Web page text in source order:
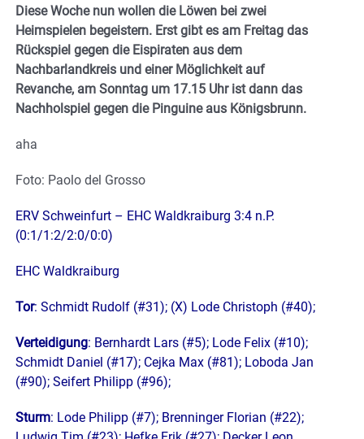
Diese Woche nun wollen die Löwen bei zwei
Heimspielen begeistern. Erst gibt es am Freitag das
Rückspiel gegen die Eispiraten aus dem
Nachbarlandkreis und einer Möglichkeit auf
Revanche, am Sonntag um 17.15 Uhr ist dann das
Nachholspiel gegen die Pinguine aus Königsbrunn.
aha
Foto: Paolo del Grosso
ERV Schweinfurt – EHC Waldkraiburg 3:4 n.P.
(0:1/1:2/2:0/0:0)
EHC Waldkraiburg
Tor: Schmidt Rudolf (#31); (X) Lode Christoph (#40);
Verteidigung: Bernhardt Lars (#5); Lode Felix (#10);
Schmidt Daniel (#17); Cejka Max (#81); Loboda Jan
(#90); Seifert Philipp (#96);
Sturm: Lode Philipp (#7); Brenninger Florian (#22);